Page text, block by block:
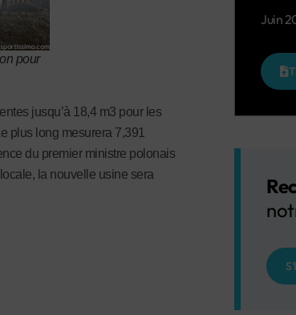
pour
jusqu’à 18,4 m3 pour les
plus long mesurera 7,391
du premier ministre polonais
la nouvelle usine sera
Juin